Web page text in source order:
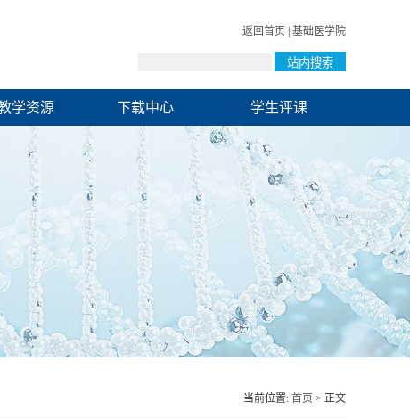
返回首页 基础医学院
学资源 下载中心 学生评课
当前位置: 首页 > 正文